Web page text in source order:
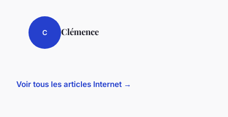
C Clémence
Voir tous les articles Internet →